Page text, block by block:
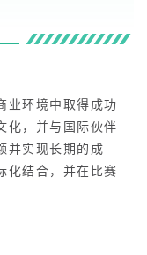
业环境中取得成功
化，并与国际伙伴
并实现长期的成
化结合，并在比赛